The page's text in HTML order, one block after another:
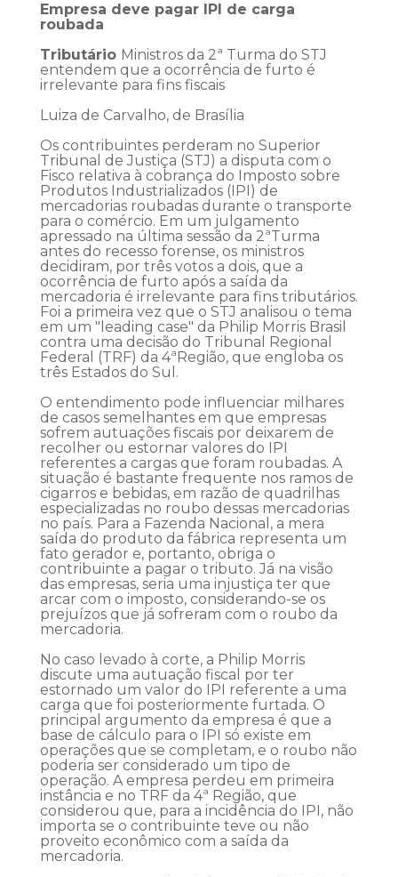
Empresa deve pagar IPI de carga
roubada
Tributário Ministros da 2ª Turma do STJ
entendem que a ocorrência de furto é
irrelevante para fins fiscais
Luiza de Carvalho, de Brasília
Os contribuintes perderam no Superior
Tribunal de Justiça (STJ) a disputa com o
Fisco relativa à cobrança do Imposto sobre
Produtos Industrializados (IPI) de
mercadorias roubadas durante o transporte
para o comércio. Em um julgamento
apressado na última sessão da 2ªTurma
antes do recesso forense, os ministros
decidiram, por três votos a dois, que a
ocorrência de furto após a saída da
mercadoria é irrelevante para fins tributários.
Foi a primeira vez que o STJ analisou o tema
em um "leading case" da Philip Morris Brasil
contra uma decisão do Tribunal Regional
Federal (TRF) da 4ªRegião, que engloba os
três Estados do Sul.
O entendimento pode influenciar milhares
de casos semelhantes em que empresas
sofrem autuações fiscais por deixarem de
recolher ou estornar valores do IPI
referentes a cargas que foram roubadas. A
situação é bastante frequente nos ramos de
cigarros e bebidas, em razão de quadrilhas
especializadas no roubo dessas mercadorias
no país. Para a Fazenda Nacional, a mera
saída do produto da fábrica representa um
fato gerador e, portanto, obriga o
contribuinte a pagar o tributo. Já na visão
das empresas, seria uma injustiça ter que
arcar com o imposto, considerando-se os
prejuízos que já sofreram com o roubo da
mercadoria.
No caso levado à corte, a Philip Morris
discute uma autuação fiscal por ter
estornado um valor do IPI referente a uma
carga que foi posteriormente furtada. O
principal argumento da empresa é que a
base de cálculo para o IPI só existe em
operações que se completam, e o roubo não
poderia ser considerado um tipo de
operação. A empresa perdeu em primeira
instância e no TRF da 4ª Região, que
considerou que, para a incidência do IPI, não
importa se o contribuinte teve ou não
proveito econômico com a saída da
mercadoria.